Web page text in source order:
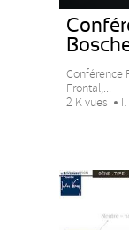
Conférence
Frontal,...
2 K vues